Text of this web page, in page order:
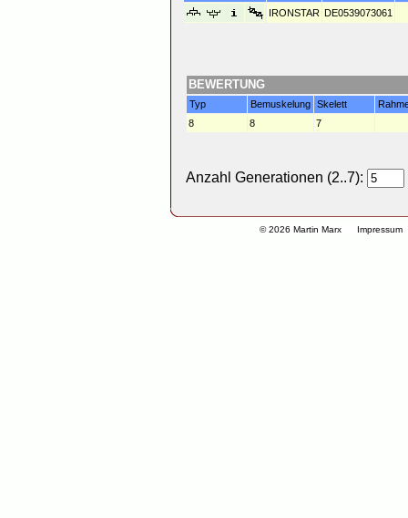
© 2026 Martin Marx Impressum
IRONSTAR DE0539073061
BEWERTUNG
Typ Bemuskelung Skelett
8
8 7
Anzahl Generationen (2..7):